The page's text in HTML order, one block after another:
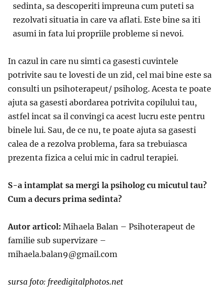
sedinta, sa descoperiti impreuna cum puteti sa
rezolvati situatia in care va aflati. Este bine sa iti
asumi in fata lui propriile probleme si nevoi.
In cazul in care nu simti ca gasesti cuvintele
potrivite sau te lovesti de un zid, cel mai bine este sa
consulti un psihoterapeut/ psiholog. Acesta te poate
ajuta sa gasesti abordarea potrivita copilului tau,
astfel incat sa il convingi ca acest lucru este pentru
binele lui. Sau, de ce nu, te poate ajuta sa gasesti
calea de a rezolva problema, fara sa trebuiasca
prezenta fizica a celui mic in cadrul terapiei.
S-a intamplat sa mergi la psiholog cu micutul tau?
Cum a decurs prima sedinta?
Autor articol: Mihaela Balan – Psihoterapeut de
familie sub supervizare –
mihaela.balan9@gmail.com
sursa foto: freedigitalphotos.net